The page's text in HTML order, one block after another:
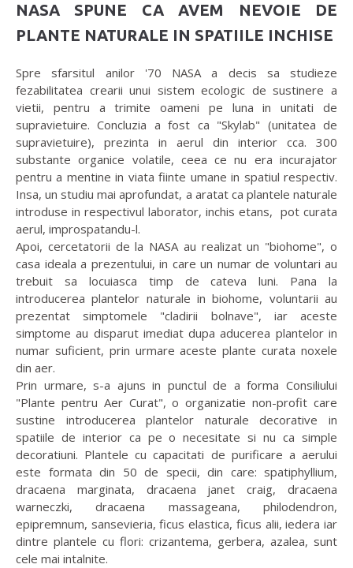
NASA SPUNE CA AVEM NEVOIE DE
PLANTE NATURALE IN SPATIILE INCHISE
Spre sfarsitul anilor '70 NASA a decis sa studieze
fezabilitatea crearii unui sistem ecologic de sustinere a
vietii, pentru a trimite oameni pe luna in unitati de
supravietuire. Concluzia a fost ca "Skylab" (unitatea de
supravietuire), prezinta in aerul din interior cca. 300
substante organice volatile, ceea ce nu era incurajator
pentru a mentine in viata fiinte umane in spatiul respectiv.
Insa, un studiu mai aprofundat, a aratat ca plantele naturale
introduse in respectivul laborator, inchis etans, pot curata
aerul, improspatandu-l.
Apoi, cercetatorii de la NASA au realizat un "biohome", o
casa ideala a prezentului, in care un numar de voluntari au
trebuit sa locuiasca timp de cateva luni. Pana la
introducerea plantelor naturale in biohome, voluntarii au
prezentat simptomele "cladirii bolnave", iar aceste
simptome au disparut imediat dupa aducerea plantelor in
numar suficient, prin urmare aceste plante curata noxele
din aer.
Prin urmare, s-a ajuns in punctul de a forma Consiliului
"Plante pentru Aer Curat", o organizatie non-profit care
sustine introducerea plantelor naturale decorative in
spatiile de interior ca pe o necesitate si nu ca simple
decoratiuni. Plantele cu capacitati de purificare a aerului
este formata din 50 de specii, din care: spatiphyllium,
dracaena marginata, dracaena janet craig, dracaena
warneczki, dracaena massageana, philodendron,
epipremnum, sansevieria, ficus elastica, ficus alii, iedera iar
dintre plantele cu flori: crizantema, gerbera, azalea, sunt
cele mai intalnite.